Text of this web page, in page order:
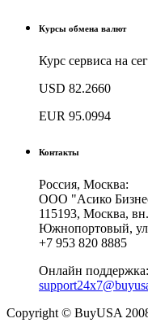
Курсы обмена валют
Курс сервиса на
USD 82.2660
EUR 95.0994
Контакты
Россия, Москва:
ООО "Асико
115193, Москва,
Южнопортовый, ул
+7 953 820 8885
Онлайн поддержка:
Copyright © BuyUSA